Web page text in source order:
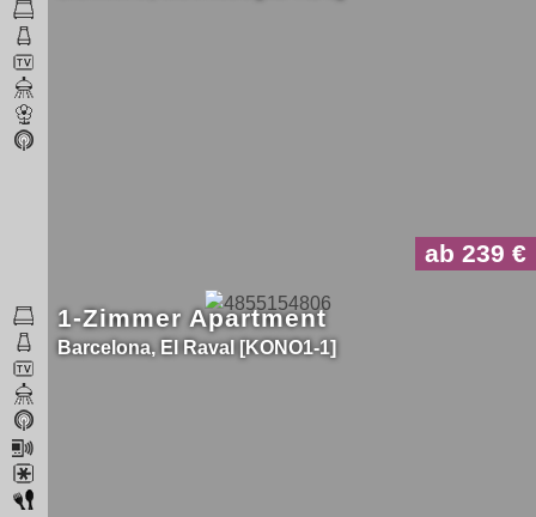
ab 239
1-Zimmer Apartment
Barcelona El Raval KONO1-1